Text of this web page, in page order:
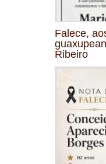
Falece,
Ribeiro